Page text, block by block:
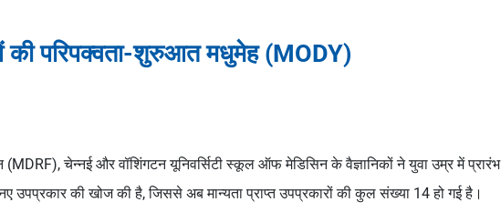
की परिपक्वता-शुरुआत मधुमेह (MODY)
(MDRF), चेन्नई और वॉशिंगटन यूनिवर्सिटी स्कूल ऑफ मेडिसिन के वैज्ञानिकों ने युवा उम्र में प्रारंभ
उपप्रकार की खोज की है, जिससे अब मान्यता प्राप्त उपप्रकारों की कुल संख्या 14 हो गई है।